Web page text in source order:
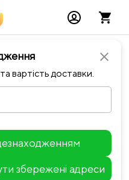
close
вартість доставки.
збережені адреси
Pizza